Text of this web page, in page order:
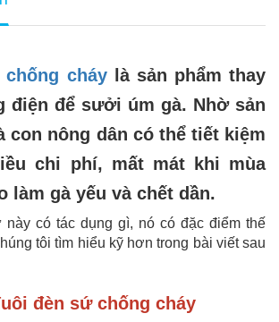
cháylà sản phẩm thay
điện để sưởi úm gà. Nhờ sản
con nông dân có thể tiết kiệm
chi phí, mất mát khi mùa
làm gà yếu và chết dần.
này có tác dụng gì, nó có đặc điểm thế
tôi tìm hiểu kỹ hơn trong bài viết sau
đèn sứ chống cháy